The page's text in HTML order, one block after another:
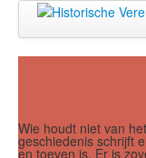
Zien
Wie houdt niet van
geschiedenis schrijft
en toeven is. Er is
Jaar Maand